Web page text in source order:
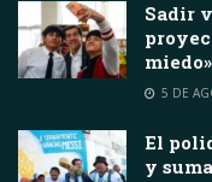
Sadir
miedo»
5 DE
El
y